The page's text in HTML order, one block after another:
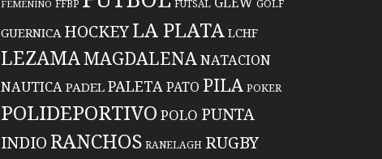
FEMENINO FFBP FUTSAL GOLF
GUERNICA HOCKEYLA PLATA LCHF
LEZAMAMAGDALENANATACION
NAUTICA PADEL PALETAPATO PILA POKER
POLIDEPORTIVO POLO PUNTA
INDIO RANCHOS RANELAGH RUGBY